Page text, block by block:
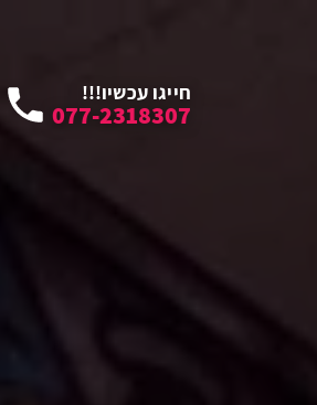
חייגו עכשיו!!!
077-2318307